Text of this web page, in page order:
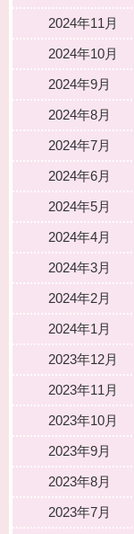
2024年11月
2024年10月
2024年9月
2024年8月
2024年7月
2024年6月
2024年5月
2024年4月
2024年3月
2024年2月
2024年1月
2023年12月
2023年11月
2023年10月
2023年9月
2023年8月
2023年7月